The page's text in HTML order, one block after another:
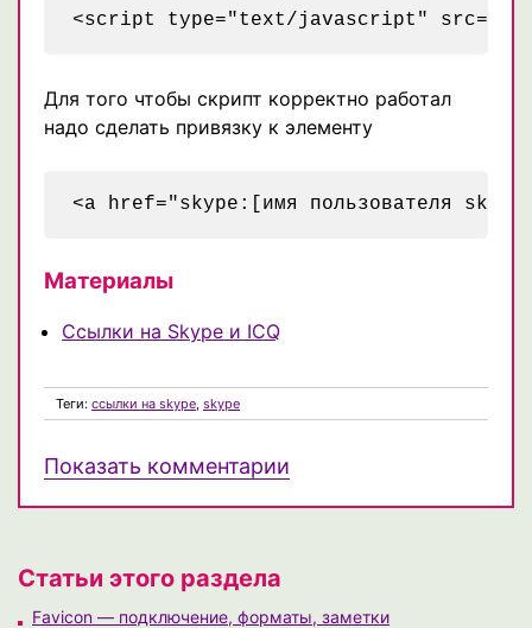
Для того чтобы скрипт корректно работал
надо сделать привязку к элементу
<a href="skype:[имя пользователя
Материалы
Ссылки на Skype и ICQ
Теги: ссылки на skype skype
Показать комментарии
Статьи этого раздела
Favicon — подключение, форматы, заметки